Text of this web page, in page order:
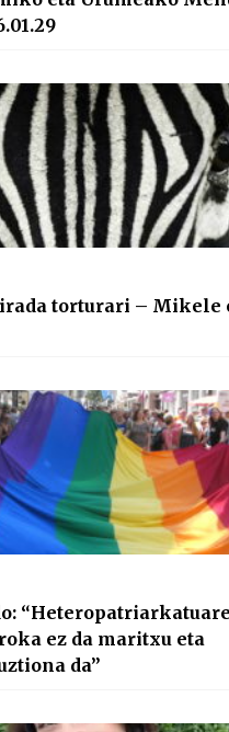
torturari – Mikele
ez da maritxu eta
da”